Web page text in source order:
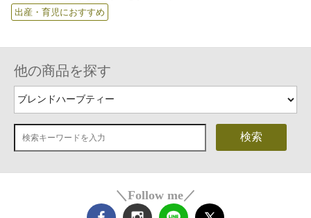
出産・育児におすすめ
他の商品を探す
検索
＼Follow me／